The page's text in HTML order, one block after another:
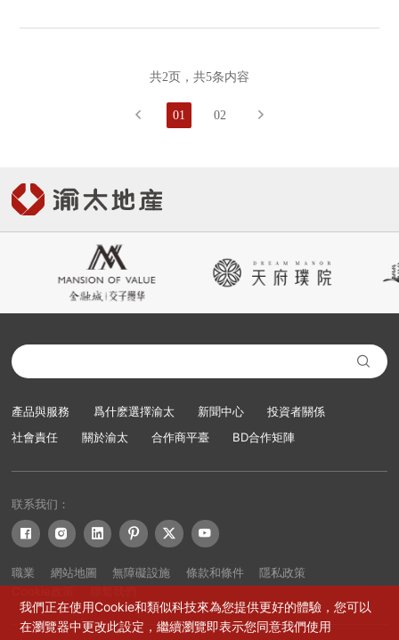
共2页，共5条内容
 01 02 

產品與服務 爲什麽選擇渝太 新聞中心
投資者關係
社會責任
關於渝太 合作商平臺 BD合作矩陣
联系我们：
     
職業 網站地圖 無障礙設施 條款和條件
隱私政策
我們正在使用Cookie和類似科技來為您提供更好的體驗，您可以
在瀏覽器中更改此設定，繼續瀏覽即表示您同意我們使用